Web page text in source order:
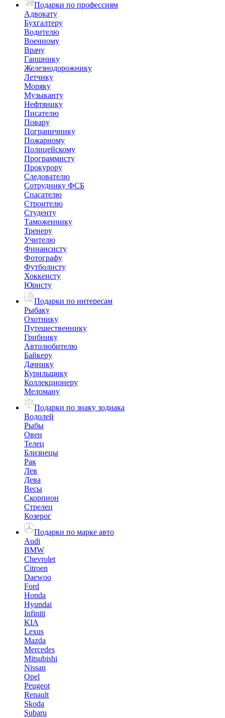
Подарки по профессиям
Адвокату
Бухгалтеру
Водителю
Военному
Врачу
Гаишнику
Железнодорожнику
Летчику
Моряку
Музыканту
Нефтянику
Писателю
Повару
Пограничнику
Пожарному
Полицейскому
Программисту
Прокурору
Следователю
Сотруднику ФСБ
Спасателю
Строителю
Студенту
Таможеннику
Тренеру
Учителю
Финансисту
Фотографу
Футболисту
Хоккеисту
Юристу
Подарки по интересам
Рыбаку
Охотнику
Путешественнику
Грибнику
Автолюбителю
Байкеру
Дачнику
Курильщику
Коллекционеру
Меломану
Подарки по знаку зодиака
Водолей
Рыбы
Овен
Телец
Близнецы
Рак
Лев
Дева
Весы
Скорпион
Стрелец
Козерог
Подарки по марке авто
Audi
BMW
Chevrolet
Citroen
Daewoo
Ford
Honda
Hyundai
Infiniti
KIA
Lexus
Mazda
Mercedes
Mitsubishi
Nissan
Opel
Peugeot
Renault
Skoda
Subaru